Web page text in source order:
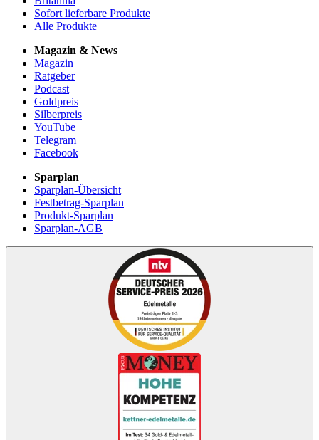
Sofort lieferbare Produkte
Alle Produkte
Magazin & News
Magazin
Ratgeber
Podcast
Goldpreis
Silberpreis
YouTube
Telegram
Facebook
Sparplan
Sparplan-Übersicht
Festbetrag-Sparplan
Produkt-Sparplan
Sparplan-AGB